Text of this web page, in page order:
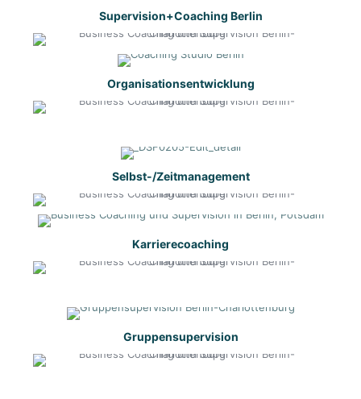
Supervision+Coaching Berlin
Organisationsentwicklung
Selbst-/Zeitmanagement
Karrierecoaching
Gruppensupervision